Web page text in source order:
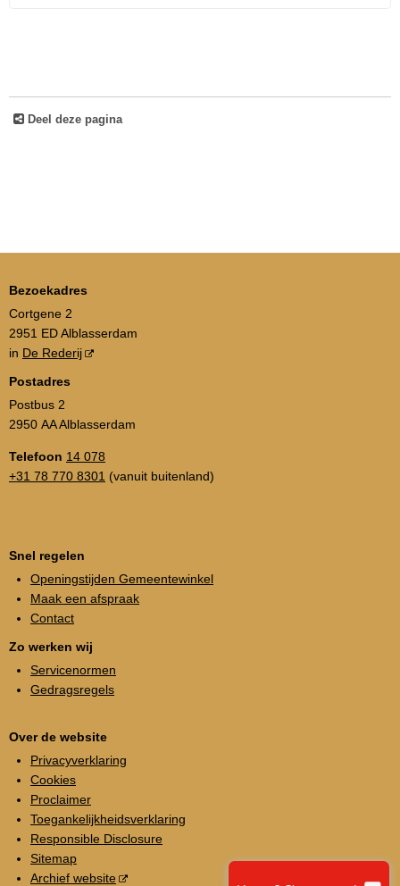
Deel deze pagina
Bezoekadres
Cortgene 2
2951 ED Alblasserdam
in De Rederij
Postadres
Postbus 2
2950 AA Alblasserdam
Telefoon 14 078
+31 78 770 8301 (vanuit buitenland)
Snel regelen
Openingstijden Gemeentewinkel
Maak een afspraak
Contact
Zo werken wij
Servicenormen
Gedragsregels
Over de website
Privacyverklaring
Cookies
Proclaimer
Toegankelijkheidsverklaring
Responsible Disclosure
Sitemap
Archief website